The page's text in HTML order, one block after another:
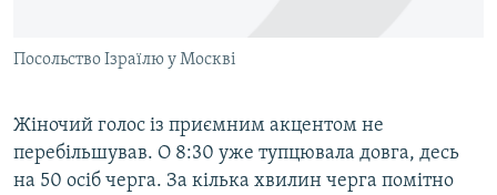
Посольство Ізраїлю у Москві
Жіночий голос із приємним акцентом не
перебільшував. О 8:30 уже тупцювала довга, десь
на 50 осіб черга. За кілька хвилин черга помітно